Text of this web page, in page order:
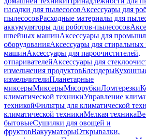
насадки для пылесосовАксессуары для
пылесосовРасходные материалы для
аккумуляторы для роботов-пылесосов
швейных машинАксессуары для
оборудованияАксессуары для
машинАксессуары для пароочистителей,
отпаривателейАксессуары для
измельчения продуктовБлендеры
измельчителиПланетарные
миксерыМиксерыМясорубкиЛомтерезки
климатической техникиУправление
техникойФильтры для климатической
климатической техникиМелкая техника
бытовыеСушилки для овощей и
фруктовВакууматорыОткрывалки,